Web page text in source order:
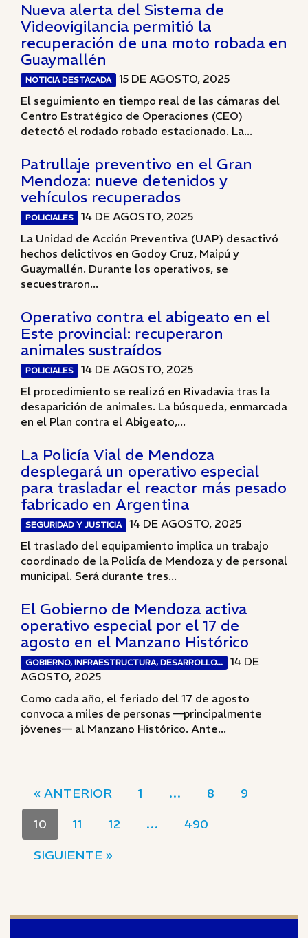
Nueva alerta del Sistema de
Videovigilancia permitió la
recuperación de una moto robada en
Guaymallén
NOTICIA DESTACADA
15 DE AGOSTO, 2025
El seguimiento en tiempo real de las cámaras del
Centro Estratégico de Operaciones (CEO)
detectó el rodado robado estacionado. La...
Patrullaje preventivo en el Gran
Mendoza: nueve detenidos y
vehículos recuperados
POLICIALES
14 DE AGOSTO, 2025
La Unidad de Acción Preventiva (UAP) desactivó
hechos delictivos en Godoy Cruz, Maipú y
Guaymallén. Durante los operativos, se
secuestraron...
Operativo contra el abigeato en el
Este provincial: recuperaron
animales sustraídos
POLICIALES
14 DE AGOSTO, 2025
El procedimiento se realizó en Rivadavia tras la
desaparición de animales. La búsqueda, enmarcada
en el Plan contra el Abigeato,...
La Policía Vial de Mendoza
desplegará un operativo especial
para trasladar el reactor más pesado
fabricado en Argentina
SEGURIDAD Y JUSTICIA
14 DE AGOSTO, 2025
El traslado del equipamiento implica un trabajo
coordinado de la Policía de Mendoza y de personal
municipal. Será durante tres...
El Gobierno de Mendoza activa
operativo especial por el 17 de
agosto en el Manzano Histórico
GOBIERNO, INFRAESTRUCTURA, DESARROLLO...
14 DE
AGOSTO, 2025
Como cada año, el feriado del 17 de agosto
convoca a miles de personas —principalmente
jóvenes— al Manzano Histórico. Ante...
« ANTERIOR 1 … 8
9
10
11 12 …
490
SIGUIENTE »